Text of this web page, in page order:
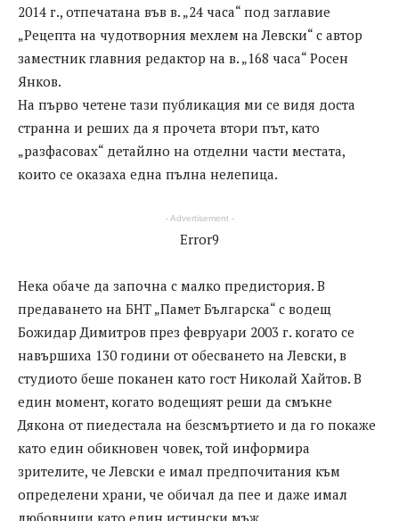
2014 г., отпечатана във в. „24 часа“ под заглавие
„Рецепта на чудотворния мехлем на Левски“ с автор
заместник главния редактор на в. „168 часа“ Росен
Янков.
На първо четене тази публикация ми се видя доста
странна и реших да я прочета втори път, като
„разфасовах“ детайлно на отделни части местата,
които се оказаха една пълна нелепица.
- Advertisement -
Error9
Нека обаче да започна с малко предистория. В
предаването на БНТ „Памет Българска“ с водещ
Божидар Димитров през февруари 2003 г. когато се
навършиха 130 години от обесването на Левски, в
студиото беше поканен като гост Николай Хайтов. В
един момент, когато водещият реши да смъкне
Дякона от пиедестала на безсмъртието и да го покаже
като един обикновен човек, той информира
зрителите, че Левски е имал предпочитания към
определени храни, че обичал да пее и даже имал